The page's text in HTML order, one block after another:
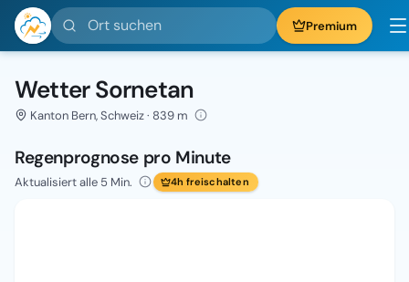
Ort suchen Premium
Wetter Sornetan
Kanton Bern, Schweiz · 839 m
Regenprognose pro Minute
Aktualisiert alle 5 Min. 4h freischalten